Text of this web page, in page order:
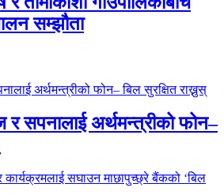
सम्झौता
र सपनालाई अर्थमन्त्रीको फोन–